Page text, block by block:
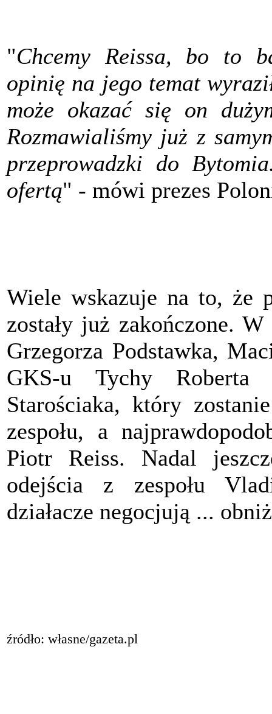
"Chcemy Reissa, bo to
opinię na jego temat
może okazać się on
Rozmawialiśmy już z
przeprowadzki do
ofertą" - mówi prezes
Wiele wskazuje na to, że
zostały już zakończone.
Grzegorza Podstawka,
GKS-u Tychy Roberta
Starościaka, który
zespołu, a
Piotr Reiss. Nadal
odejścia z zespołu
działacze negocjują ...
źródło: własne/gazeta.pl